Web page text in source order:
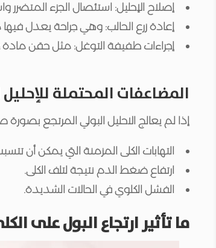
إصلاح الإحليل: استئصال الجزء
إعادة زرع الحالب: وهي جراحة يعدل
إجراءات طفيفة التوغل: مثل حقن
المضاعفات المحتملة
إذا لم يعالج الاحليل البولي المرتجع
التهابات الكلى المزمنة التي يمكن أن
ارتفاع ضغط الدم نتيجة لتلف الكلى.
الفشل الكلوي في الحالات الشديدة.
ما تأثير ارتجاع البول على